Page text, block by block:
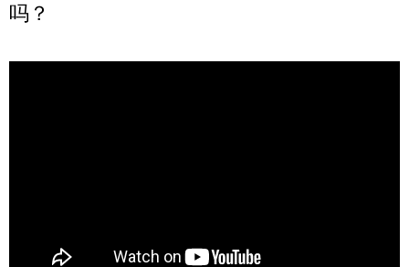
吗？